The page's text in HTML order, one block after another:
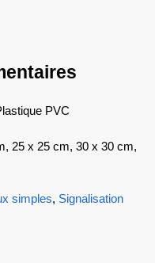
PVC
25 x 25 cm, 30 x 30 cm,
simples, Signalisation